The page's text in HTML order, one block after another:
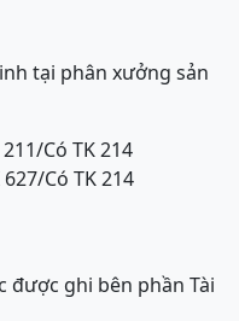
tại phân xưởng sản
Có TK 214
627/Có TK 214
được ghi bên phần Tài